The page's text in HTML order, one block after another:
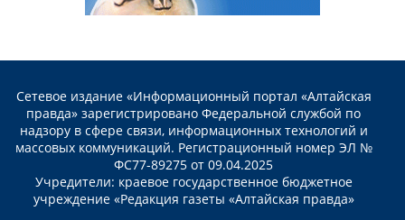
Сетевое издание «Информационный портал «Алтайская
правда» зарегистрировано Федеральной службой по
надзору в сфере связи, информационных технологий и
массовых коммуникаций. Регистрационный номер ЭЛ №
ФС77-89275 от 09.04.2025
Учредители: краевое государственное бюджетное
учреждение «Редакция газеты «Алтайская правда»